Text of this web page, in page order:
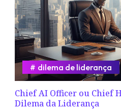
Chief AI Officer ou Chief
Dilema da Liderança
dilema de liderança